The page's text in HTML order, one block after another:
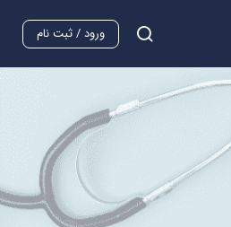
ورود / ثبت نام